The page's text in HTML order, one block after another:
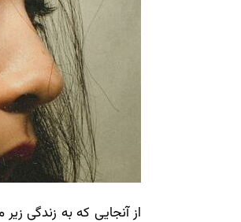
از آنجایی که به زندگی